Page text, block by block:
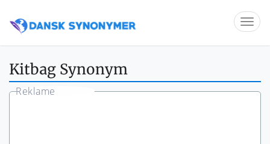
Kitbag Synonym